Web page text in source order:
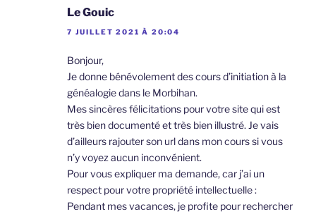
Le Gouic
7 JUILLET 2021 À 20:04
Bonjour,
Je donne bénévolement des cours d’initiation à la
généalogie dans le Morbihan.
Mes sincères félicitations pour votre site qui est
très bien documenté et très bien illustré. Je vais
d’ailleurs rajouter son url dans mon cours si vous
n’y voyez aucun inconvénient.
Pour vous expliquer ma demande, car j’ai un
respect pour votre propriété intellectuelle :
Pendant mes vacances, je profite pour rechercher